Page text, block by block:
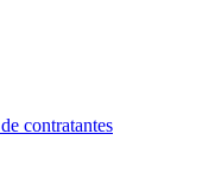
contratantes